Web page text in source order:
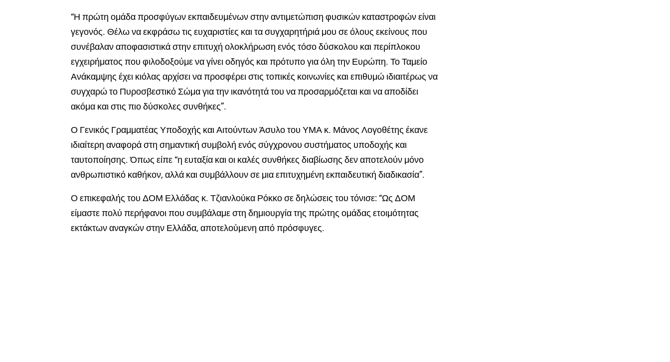
“Η πρώτη ομάδα προσφύγων εκπαιδευμένων στην αντιμετώπιση φυσικών καταστροφών είναι
γεγονός. Θέλω να εκφράσω τις ευχαριστίες και τα συγχαρητήριά μου σε όλους εκείνους που
συνέβαλαν αποφασιστικά στην επιτυχή ολοκλήρωση ενός τόσο δύσκολου και περίπλοκου
εγχειρήματος που φιλοδοξούμε να γίνει οδηγός και πρότυπο για όλη την Ευρώπη. Το Ταμείο
Ανάκαμψης έχει κιόλας αρχίσει να προσφέρει στις τοπικές κοινωνίες και επιθυμώ ιδιαιτέρως να
συγχαρώ το Πυροσβεστικό Σώμα για την ικανότητά του να προσαρμόζεται και να αποδίδει
ακόμα και στις πιο δύσκολες συνθήκες”.
Ο Γενικός Γραμματέας Υποδοχής και Αιτούντων Άσυλο του ΥΜΑ κ. Μάνος Λογοθέτης έκανε
ιδιαίτερη αναφορά στη σημαντική συμβολή ενός σύγχρονου συστήματος υποδοχής και
ταυτοποίησης. Όπως είπε “η ευταξία και οι καλές συνθήκες διαβίωσης δεν αποτελούν μόνο
ανθρωπιστικό καθήκον, αλλά και συμβάλλουν σε μια επιτυχημένη εκπαιδευτική διαδικασία”.
Ο επικεφαλής του ΔΟΜ Ελλάδας κ. Τζιανλούκα Ρόκκοσε δηλώσεις του τόνισε: “Ως ΔΟΜ
είμαστε πολύ περήφανοι που συμβάλαμε στη δημιουργία της πρώτης ομάδας ετοιμότητας
εκτάκτων αναγκών στην Ελλάδα, αποτελούμενη από πρόσφυγες.